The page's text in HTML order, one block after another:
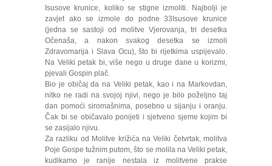
Isusove krunice, koliko se stigne izmoliti. Najbolji je
zavjet ako se izmole do podne 33Isusove krunice
(jedna se sastoji od molitve Vjerovanja, tri desetka
Očenaša, a nakon svakog desetka se izmoli
Zdravomarija i Slava Ocu), što bi rijetkima uspijevalo.
Na Veliki petak bi, više nego u druge dane u korizmi,
pjevali Gospin plač.
Bio je običaj da na Veliki petak, kao i na Markovdan,
nitko ne radi na svojoj njivi, nego je bilo poželjno taj
dan pomoći siromašnima, posebno u sijanju i oranju.
Čak bi se običavalo ponijeti i sjetveno sjeme kojim bi
se zasijalo njivu.
Za razliku od Molitve križića na Veliki četvrtak, molitva
Poje Gospe tužnim putom, što se molila na Veliki petak,
kudikamo je ranije nestala iz molitvene prakse